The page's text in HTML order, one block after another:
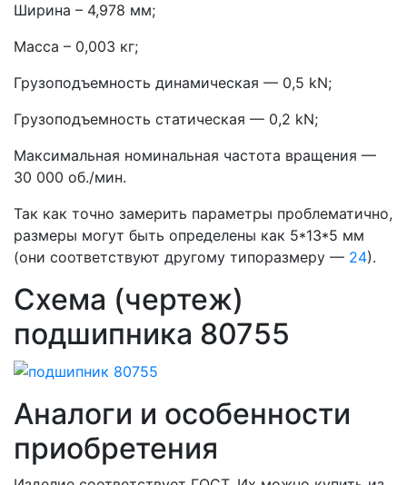
Ширина – 4,978 мм;
Масса – 0,003 кг;
Грузоподъемность динамическая — 0,5 kN;
Грузоподъемность статическая — 0,2 kN;
Максимальная номинальная частота вращения —
30 000 об./мин.
Так как точно замерить параметры проблематично,
размеры могут быть определены как 5*13*5 мм
(они соответствуют другому типоразмеру — 24).
Схема (чертеж)
подшипника 80755
Аналоги и особенности
приобретения